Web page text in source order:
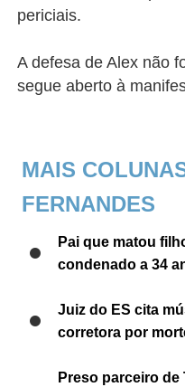
periciais.
A defesa de Alex não
segue aberto à
MAIS
FERNANDES
Pai que matou
condenado a 34
Juiz do ES cita
corretora por
Preso parceiro